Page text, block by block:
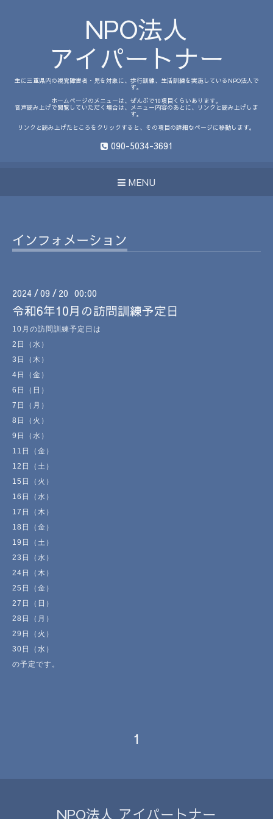
NPO法人
アイパートナー
主に三重県内の視覚障害者・児を対象に、歩行訓練、生活訓練を実施しているNPO法人で
す。
ホームページのメニューは、ぜんぶで10項目くらいあります。
音声読み上げで閲覧していただく場合は、メニュー内容のあとに、リンクと読み上げしま
す。
リンクと読み上げたところをクリックすると、その項目の詳細なページに移動します。
090-5034-3691
MENU
インフォメーション
2024 /09 / 20 00:00
令和6年10月の訪問訓練予定日
10月の訪問訓練予定日は
2日（水）
3日（木）
4日（金）
6日（日）
7日（月）
8日（火）
9日（水）
11日（金）
12日（土）
15日（火）
16日（水）
17日（木）
18日（金）
19日（土）
23日（水）
24日（木）
25日（金）
27日（日）
28日（月）
29日（火）
30日（水）
の予定です。
1
NPO法人 アイパートナー